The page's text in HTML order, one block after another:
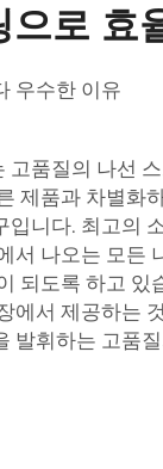
으로 효
우수한 이유
품질의 나선
제품과 차별화
니다. 최고의
서 나오는 모든
되도록 하고 있
에서 제공하는
발휘하는 고품